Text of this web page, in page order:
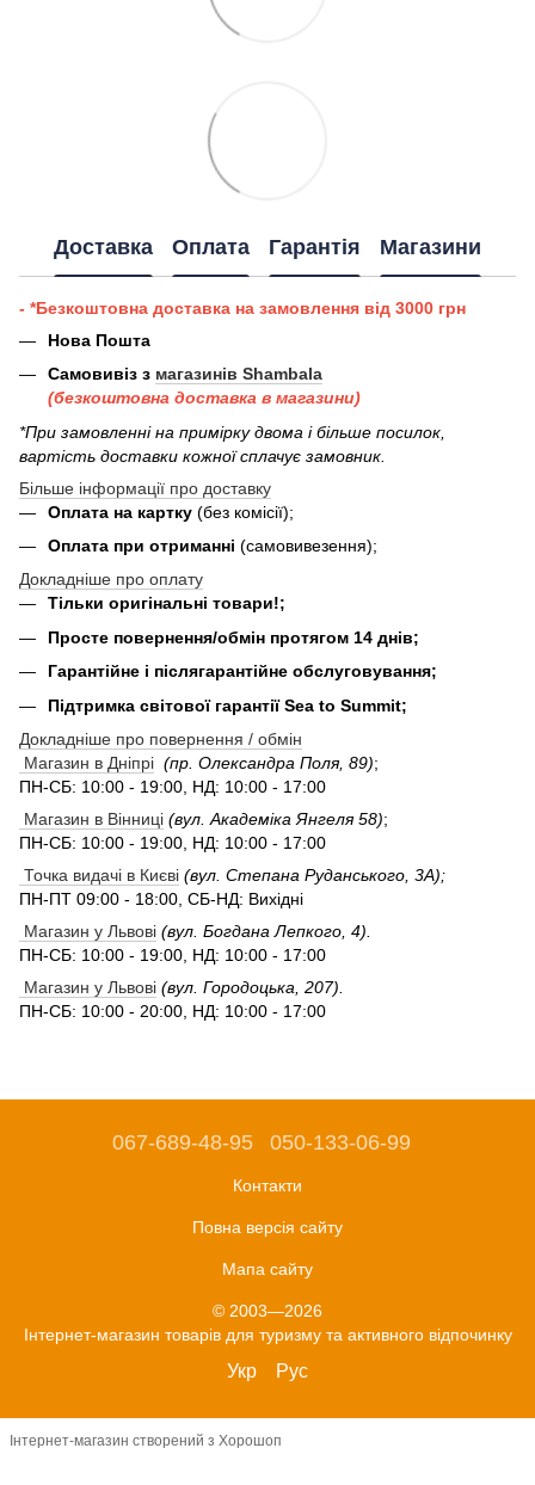
Доставка Оплата Гарантія Магазини
- *Безкоштовна доставка на замовлення від 3000 грн
Нова Пошта
Самовивіз з магазинів Shambala
(безкоштовна доставка в магазини)
*При замовленні на примірку двома і більше посилок,
вартість доставки кожної сплачує замовник.
Більше інформації про доставку
Оплата на картку (без комісії);
Оплата при отриманні (самовивезення);
Докладніше про оплату
Тільки оригінальні товари!;
Просте повернення/обмін протягом 14 днів;
Гарантійне і післягарантійне обслуговування;
Підтримка світової гарантії Sea to Summit;
Докладніше про повернення / обмін
Магазин в Дніпрі (пр. Олександра Поля, 89);
ПН-СБ: 10:00 - 19:00, НД: 10:00 - 17:00
Магазин в Вінниці (вул. Академіка Янгеля 58);
ПН-СБ: 10:00 - 19:00, НД: 10:00 - 17:00
Точка видачі в Києві (вул. Степана Руданського, 3А);
ПН-ПТ 09:00 - 18:00, СБ-НД: Вихідні
Магазин у Львові (вул. Богдана Лепкого, 4).
ПН-СБ: 10:00 - 19:00, НД: 10:00 - 17:00
Магазин у Львові (вул. Городоцька, 207).
ПН-СБ: 10:00 - 20:00, НД: 10:00 - 17:00
067-689-48-95 050-133-06-99
Контакти
Повна версія сайту
Мапа сайту
© 2003—2026
Інтернет-магазин товарів для туризму та активного відпочинку
Укр Рус
Інтернет-магазин створений з Хорошоп